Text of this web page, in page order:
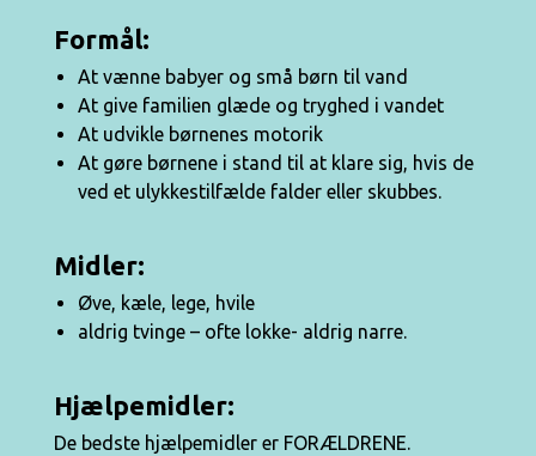
Formål:
At vænne babyer og små børn til vand
At give familien glæde og tryghed i vandet
At udvikle børnenes motorik
At gøre børnene i stand til at klare sig, hvis de
ved et ulykkestilfælde falder eller skubbes.
Midler:
Øve, kæle, lege, hvile
aldrig tvinge – ofte lokke- aldrig narre.
Hjælpemidler:
De bedste hjælpemidler er FORÆLDRENE.